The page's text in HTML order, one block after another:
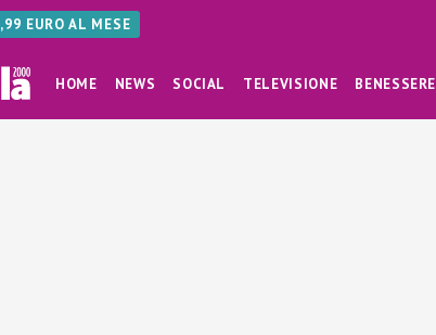
EURO AL MESE
HOME NEWS SOCIAL TELEVISIONE BENESSERE